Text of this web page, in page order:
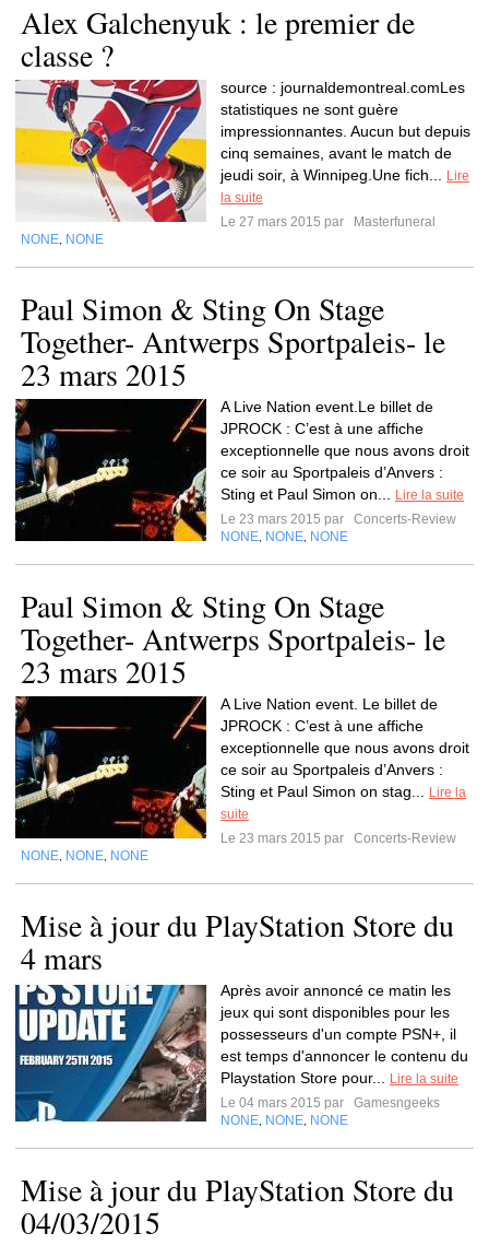
Alex Galchenyuk : le premier de
classe ?
source : journaldemontreal.comLes
statistiques ne sont guère
impressionnantes. Aucun but depuis
cinq semaines, avant le match de
jeudi soir, à Winnipeg.Une fich...
Lire
la suite
Le 27 mars 2015 par
Masterfuneral
NONE NONE
Paul Simon & Sting On Stage
Together- Antwerps Sportpaleis- le
23 mars 2015
A Live Nation event.Le billet de
JPROCK : C’est à une affiche
exceptionnelle que nous avons droit
ce soir au Sportpaleis d’Anvers :
Sting et Paul Simon on...
Lire la suite
Le 23 mars 2015 par
Concerts-Review
NONE NONE NONE
Paul Simon & Sting On Stage
Together- Antwerps Sportpaleis- le
23 mars 2015
A Live Nation event. Le billet de
JPROCK : C’est à une affiche
exceptionnelle que nous avons droit
ce soir au Sportpaleis d’Anvers :
Sting et Paul Simon on stag...
Lire la
suite
Le 23 mars 2015 par
Concerts-Review
NONE NONE NONE
Mise à jour du PlayStation Store du
4 mars
Après avoir annoncé ce matin les
jeux qui sont disponibles pour les
possesseurs d'un compte PSN+, il
est temps d'annoncer le contenu du
Playstation Store pour...
Lire la suite
Le 04 mars 2015 par
Gamesngeeks
NONE NONE NONE
Mise à jour du PlayStation Store du
04/03/2015